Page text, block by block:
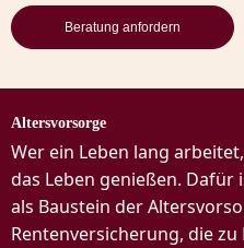
Beratung anfordern
Altersvorsorge
Wer ein Leben lang
das Leben genießen.
als Baustein der
Rentenversicherung, die